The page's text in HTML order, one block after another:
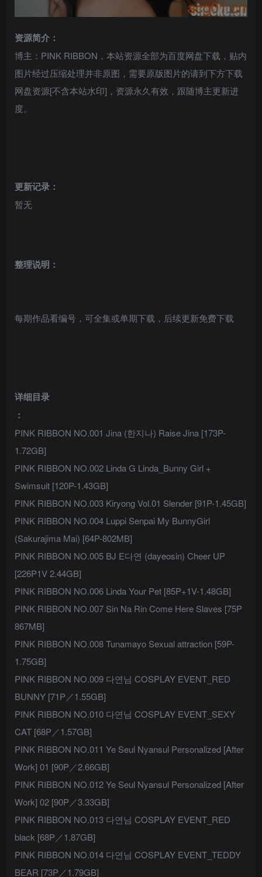
资源简介：
博主：PINK RIBBON，本站资源全部为百度网盘下载，贴内
图片经过压缩处理并非原图，需要原版图片的请到下方下载
网盘资源[不含本站水印]，资源永久有效，跟随博主更新进
度。
更新记录：
暂无
整理说明：
每期作品看编号，可全集或单期下载，后续更新免费下载
详细目录
：
PINK RIBBON NO.001 Jina (한지나) Raise Jina [173P-
1.72GB]
PINK RIBBON NO.002 Linda G Linda_Bunny Girl +
Swimsuit [120P-1.43GB]
PINK RIBBON NO.003 Kiryong Vol.01 Slender [91P-1.45GB]
PINK RIBBON NO.004 Luppi Senpai My BunnyGirl
(Sakurajima Mai) [64P-802MB]
PINK RIBBON NO.005 BJ E다연 (dayeosin) Cheer UP
[226P1V 2.44GB]
PINK RIBBON NO.006 Linda Your Pet [85P+1V-1.48GB]
PINK RIBBON NO.007 Sin Na Rin Come Here Slaves [75P
867MB]
PINK RIBBON NO.008 Tunamayo Sexual attraction [59P-
1.75GB]
PINK RIBBON NO.009 다연님 COSPLAY EVENT_RED
BUNNY [71P／1.55GB]
PINK RIBBON NO.010 다연님 COSPLAY EVENT_SEXY
CAT [68P／1.57GB]
PINK RIBBON NO.011 Ye Seul Nyansul Personalized [After
Work] 01 [90P／2.66GB]
PINK RIBBON NO.012 Ye Seul Nyansul Personalized [After
Work] 02 [90P／3.33GB]
PINK RIBBON NO.013 다연님 COSPLAY EVENT_RED
black [68P／1.87GB]
PINK RIBBON NO.014 다연님 COSPLAY EVENT_TEDDY
BEAR [73P／1.79GB]